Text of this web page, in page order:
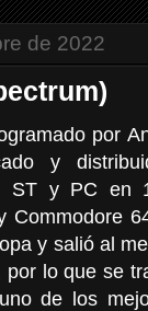
de 2022
por
y
ST y PC en
Commodore
y salió al
por lo que se
de los